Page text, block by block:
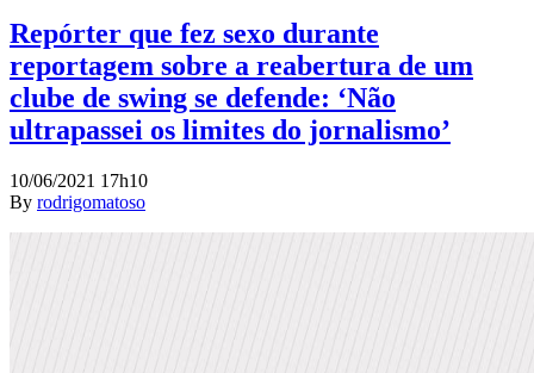
Repórter que fez sexo durante
reportagem sobre a reabertura de um
clube de swing se defende: ‘Não
ultrapassei os limites do jornalismo’
10/06/2021 17h10
By rodrigomatoso